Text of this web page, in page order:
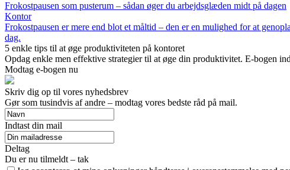
Frokostpausen som pusterum – sådan øger du arbejdsglæden midt på dagen
Kontor
Frokostpausen er mere end blot et måltid – den er en mulighed for at
dag.
5 enkle tips til at øge produktiviteten på kontoret
Opdag enkle men effektive strategier til at øge din produktivitet. E-bogen
Modtag e-bogen nu
Skriv dig op til vores nyhedsbrev
Gør som tusindvis af andre – modtag vores bedste råd på mail.
Indtast din mail
Deltag
Du er nu tilmeldt – tak